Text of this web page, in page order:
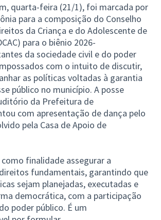
quarta-feira (21/1), foi marcada por
para a composição do Conselho
da Criança e do Adolescente de
para o biênio 2026-
da sociedade civil e do poder
com o intuito de discutir,
as políticas voltadas à garantia
público no município. A posse
da Prefeitura de
com apresentação de dança pelo
pela Casa de Apoio de
finalidade assegurar a
fundamentais, garantindo que
sejam planejadas, executadas e
democrática, com a participação
poder público. É um